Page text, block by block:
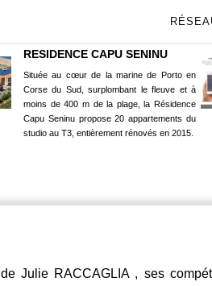
RESIDENCE CAPU SENINU
Située au cœur de la marine de Porto en
Corse du Sud, surplombant le fleuve et à
moins de 400 m de la plage, la Résidence
Capu Seninu propose 20 appartements du
studio au T3, entièrement rénovés en 2015.
de Julie RACCAGLIA , ses